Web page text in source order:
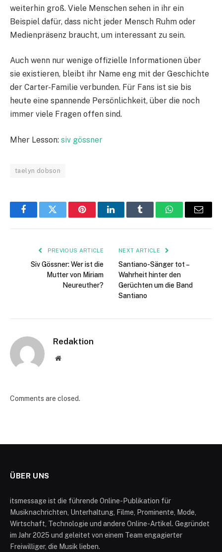
weiterhin groß. Viele Menschen sehen in ihr ein
Beispiel dafür, dass nicht jeder Mensch Ruhm oder
Medienpräsenz braucht, um interessant zu sein.
Auch wenn nur wenige offizielle Informationen über
sie existieren, bleibt ihr Name eng mit der Geschichte
der Carter-Familie verbunden. Für Fans ist sie bis
heute eine spannende Persönlichkeit, über die noch
immer viele Fragen offen sind.
Mher Lesson: siv gössner
taelyn dobson
FacebookTwitter PinterestLinkedInTumblr WhatsAppEmail
PREVIOUS ARTICLE
Siv Gössner: Wer ist die
Mutter von Miriam
Neureuther?
NEXT ARTICLE
Santiano-Sänger tot –
Wahrheit hinter den
Gerüchten um die Band
Santiano
Redaktion
Website
Comments are closed.
ÜBER UNS
itsmessage ist die führende Online-Publikation für
Musiknachrichten, Unterhaltung, Filme, Prominente, Mode,
Wirtschaft, Technologie und andere Online-Artikel. Gegründet
im Jahr 2025 und geleitet von einem Team engagierter
Freiwilliger, die Musik lieben.